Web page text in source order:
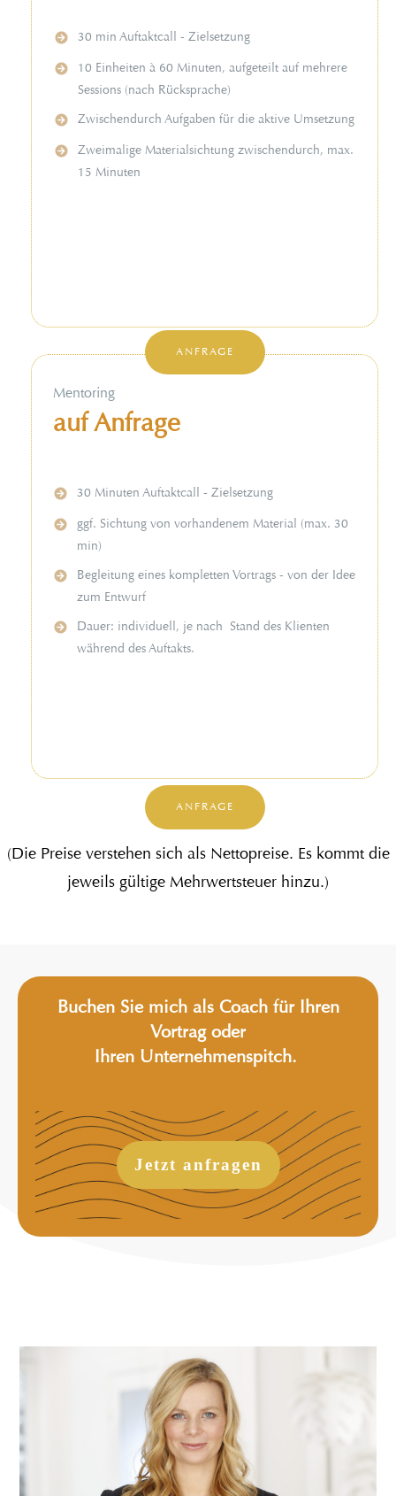
30 min Auftaktcall - Zielsetzung
10 Einheiten à 60 Minuten, aufgeteilt auf mehrere
Sessions (nach Rücksprache)
Zwischendurch Aufgaben für die aktive Umsetzung
Zweimalige Materialsichtung zwischendurch, max.
15 Minuten
ANFRAGE
Mentoring
auf Anfrage
30 Minuten Auftaktcall - Zielsetzung
ggf. Sichtung von vorhandenem Material (max. 30
min)
Begleitung eines kompletten Vortrags - von der Idee
zum Entwurf
Dauer: individuell, je nach Stand des Klienten
während des Auftakts.
ANFRAGE
(Die Preise verstehen sich als Nettopreise. Es kommt die
jeweils gültige Mehrwertsteuer hinzu.)
Buchen Sie mich als Coachfür Ihren
Vortrag oder
Ihren Unternehmenspitch.
Jetzt anfragen